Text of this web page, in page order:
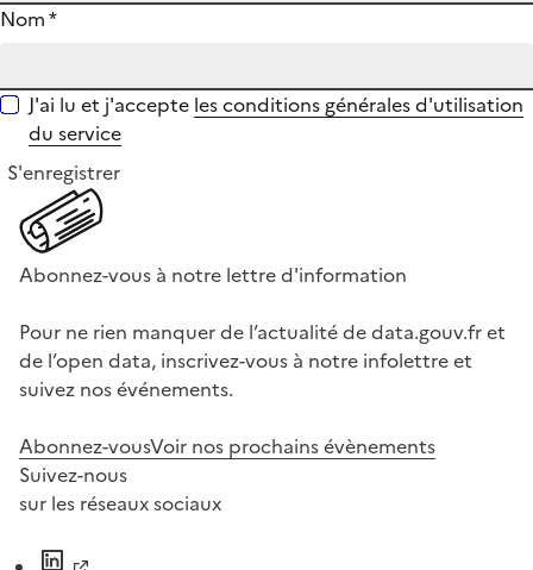
Nom*
J'ai lu et j'accepte les conditions générales d'utilisation
du service
S'enregistrer
Abonnez-vous à notre lettre d'information
Pour ne rien manquer de l’actualité de data.gouv.fr et
de l’open data, inscrivez-vous à notre infolettre et
suivez nos événements.
Abonnez-vousVoir nos prochains évènements
Suivez-nous
sur les réseaux sociaux